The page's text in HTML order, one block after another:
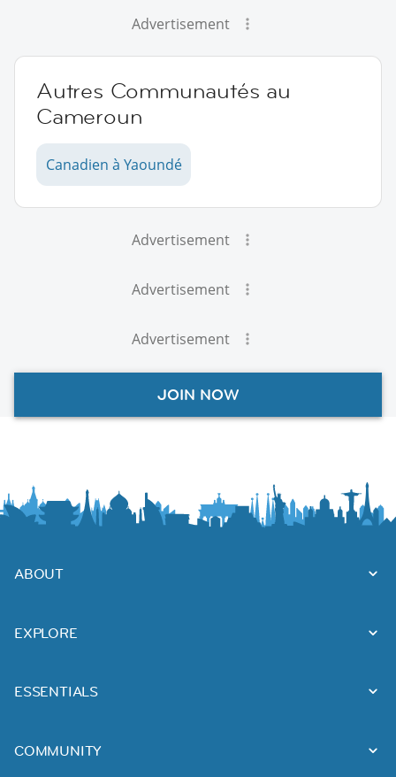
Advertisement
Autres Communautés au
Cameroun
Canadien à Yaoundé
Advertisement
Advertisement
Advertisement
JOIN NOW
ABOUT
EXPLORE
ESSENTIALS
COMMUNITY